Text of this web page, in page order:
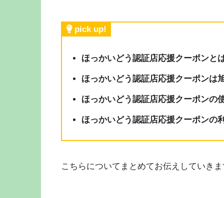
pick up!
ほっかいどう認証店応援クーポンと
ほっかいどう認証店応援クーポンは
ほっかいどう認証店応援クーポンの
ほっかいどう認証店応援クーポンの
こちらについてまとめてお伝えしていきま